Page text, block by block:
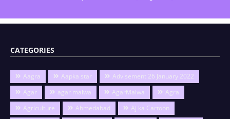
CATEGORIES
Aagra Aapka star
Advisement 26 January 2022
Agar
agar malwa AgarMalwa
Agra
Agriculture
Ahmedabad Aj ka Cartoon